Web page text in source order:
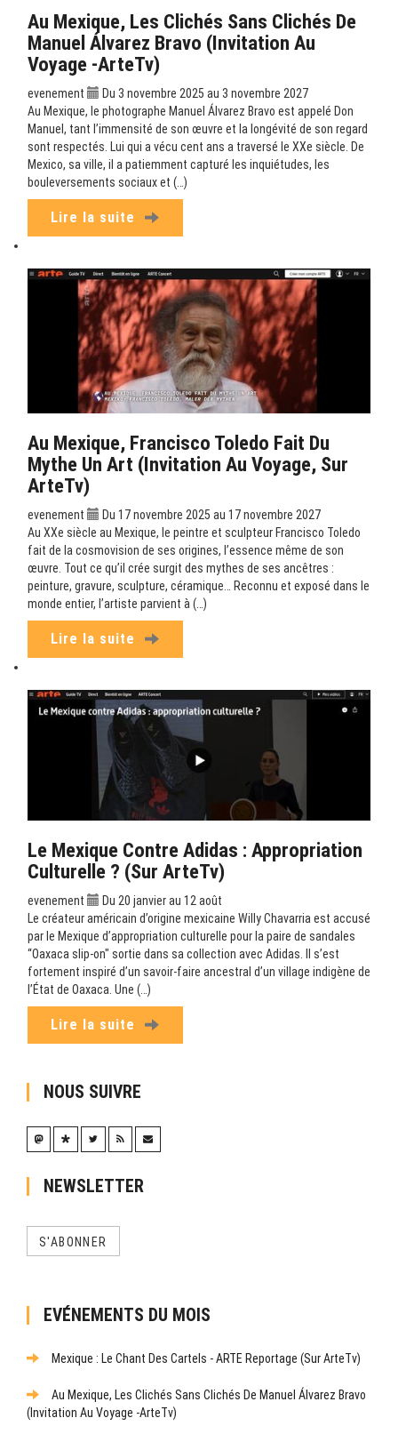
Au Mexique, Les Clichés Sans Clichés De
Manuel Álvarez Bravo (Invitation Au
Voyage -ArteTv)
evenement
Du 3 novembre 2025 au 3 novembre 2027
Au Mexique, le photographe Manuel Álvarez Bravo est appelé Don
Manuel, tant l’immensité de son œuvre et la longévité de son regard
sont respectés. Lui qui a vécu cent ans a traversé le XXe siècle. De
Mexico, sa ville, il a patiemment capturé les inquiétudes, les
bouleversements sociaux et (…)
Lire la suite
Au Mexique, Francisco Toledo Fait Du
Mythe Un Art (Invitation Au Voyage, Sur
ArteTv)
evenement
Du 17 novembre 2025 au 17 novembre 2027
Au XXe siècle au Mexique, le peintre et sculpteur Francisco Toledo
fait de la cosmovision de ses origines, l’essence même de son
œuvre. Tout ce qu’il crée surgit des mythes de ses ancêtres :
peinture, gravure, sculpture, céramique… Reconnu et exposé dans le
monde entier, l’artiste parvient à (…)
Lire la suite
Le Mexique Contre Adidas : Appropriation
Culturelle ? (sur ArteTv)
evenement
Du 20 janvier au 12 août
Le créateur américain d’origine mexicaine Willy Chavarria est accusé
par le Mexique d’appropriation culturelle pour la paire de sandales
“Oaxaca slip-on" sortie dans sa collection avec Adidas. Il s’est
fortement inspiré d’un savoir-faire ancestral d’un village indigène de
l’État de Oaxaca. Une (…)
Lire la suite
NOUS SUIVRE
NEWSLETTER
S'ABONNER
EVÉNEMENTS DU MOIS
Mexique : Le Chant Des Cartels - ARTE Reportage (sur ArteTv)
Au Mexique, Les Clichés Sans Clichés De Manuel Álvarez Bravo
(Invitation Au Voyage -ArteTv)